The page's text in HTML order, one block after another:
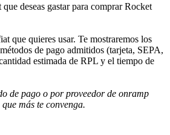
deseas gastar para comprar Rocket
que quieres usar. Te mostraremos los
de pago admitidos (tarjeta, SEPA,
estimada de RPL y el tiempo de
de pago o por proveedor de onramp
más te convenga.